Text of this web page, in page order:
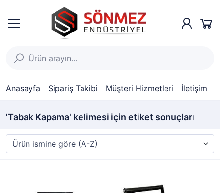
Anasayfa Sipariş Takibi Müşteri Hizmetleri İletişim
'Tabak Kapama' kelimesi için etiket sonuçları